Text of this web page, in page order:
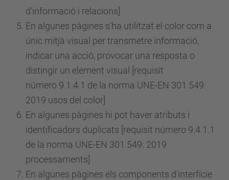
d'informació i relacions]
En algunes pàgines s'ha utilitzat el color com a
únic mitjà visual per transmetre informació,
indicar una acció, provocar una resposta o
distingir un element visual [requisit
número 9.1.4.1 de la norma UNE-EN 301.549:
2019 usos del color]
En algunes pàgines hi pot haver atributs i
identificadors duplicats [requisit número 9.4.1.1
de la norma UNE-EN 301.549: 2019
processaments]
En algunes pàgines els components d'interfície